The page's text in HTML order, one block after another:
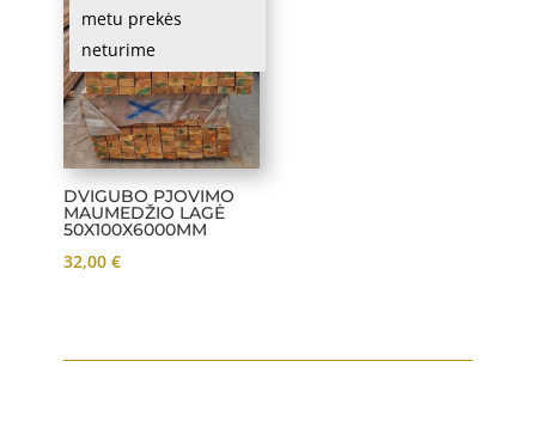
metu prekės
neturime
DVIGUBO PJOVIMO
MAUMEDŽIO LAGĖ
50X100X6000MM
32,00 €